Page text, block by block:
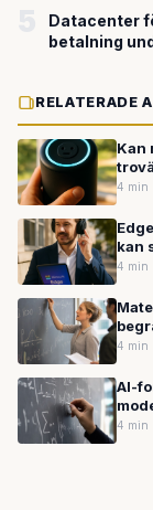
Datacenter
betalning
RELATERADE
Kan
4 min
kan
4 min
4 min
AI-
data
4 min